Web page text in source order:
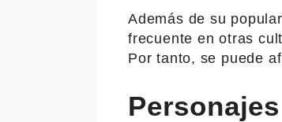
Además de su
frecuente en otras
Por tanto, se puede